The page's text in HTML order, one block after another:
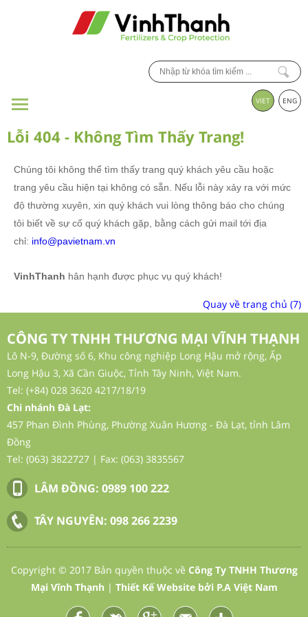
VIET ENG
Lỗi 404 - Không Tìm Thấy Trang!
Chúng tôi không thể tìm thấy trang quý khách yêu cầu hoặc
trang yêu cầu hiện tại không có sẵn. Nếu lỗi này xảy ra với mức
độ thường xuyên, xin quý khách vui lòng thông báo cho chúng
tôi biết về sự cố quý khách gặp, bằng cách gửi mail tới địa
chỉ: info@pavietnam. vn
VinhThanh hân hạnh được phục vụ quý khách!
Quay về trang chủ (7)
CÔNG TY TNHH THƯƠNG MẠI VĨNH THẠNH
Lô N-9, Đường số 6, Khu công nghiệp Long Hậu mở rộng, Ấp
Long Hậu 3, Xã Cần Giuộc, Tỉnh Tây Ninh, Việt Nam.
Tel: (+84) 028 3620 4217/18/19
Chi nhánh Đà Lạt:
457 Phan Đình Phùng, Phường Xuân Hương - Đà Lạt, tỉnh Lâm
Đồng
Tel: (063) 3822727 | Fax: (063) 3835567
LÂM ĐỒNG: 0989 100 222
TÂY NGUYÊN: 098 266 2239
Copyright © 2017 Bản quyền thuộc về Công Ty TNHH Thương
Mại Vĩnh Thạnh | Thiết Kế Website bởi P.A Việt Nam